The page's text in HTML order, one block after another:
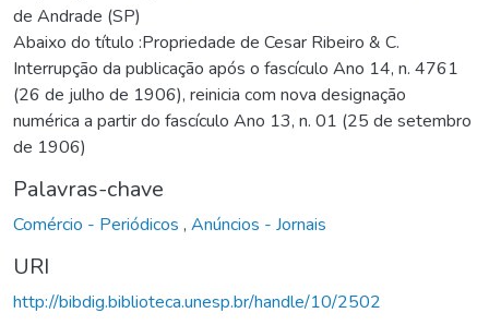
de Andrade (SP)
Abaixo do título :Propriedade de Cesar Ribeiro & C.
Interrupção da publicação após o fascículo Ano 14, n. 4761
(26 de julho de 1906), reinicia com nova designação
numérica a partir do fascículo Ano 13, n. 01 (25 de setembro
de 1906)
Palavras-chave
Comércio - Periódicos , Anúncios - Jornais
URI
http://bibdig.biblioteca.unesp.br/handle/10/2502